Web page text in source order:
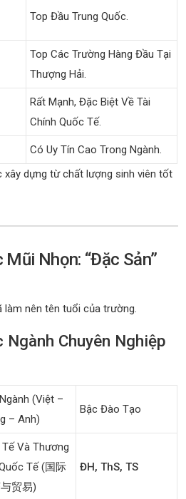
Top Đầu Trung Quốc.
Top Các Trường Hàng Đầu Tại
Thượng Hải.
Rất Mạnh, Đặc Biệt Về Tài
Chính Quốc Tế.
Có Uy Tín Cao Trong Ngành.
xây dựng từ chất lượng sinh viên tốt
Nhọn: “Đặc Sản”
làm nên tên tuổi của trường.
Ngành Chuyên Nghiệp
(Việt –
– Anh)
Bậc Đào Tạo
Tế Và Thương
Tế (国际
贸易)
ĐH, ThS, TS